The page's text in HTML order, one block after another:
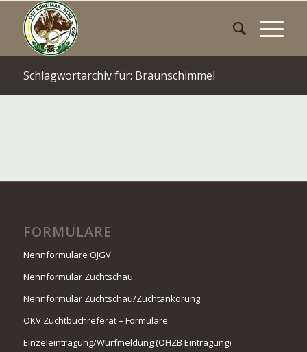
Schlagwortarchiv für: Braunschimmel
FORMULARE
Nennformulare ÖJGV
Nennformular Zuchtschau
Nennformular Zuchtschau/Zuchtankörung
ÖKV Zuchtbuchreferat – Formulare
Einzeleintragung/Wurfmeldung (ÖHZB Eintragung)